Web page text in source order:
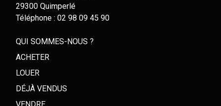
29300 Quimperlé
Téléphone : 02 98 09 45 90
QUI SOMMES-NOUS ?
ACHETER
LOUER
DÉJÀ VENDUS